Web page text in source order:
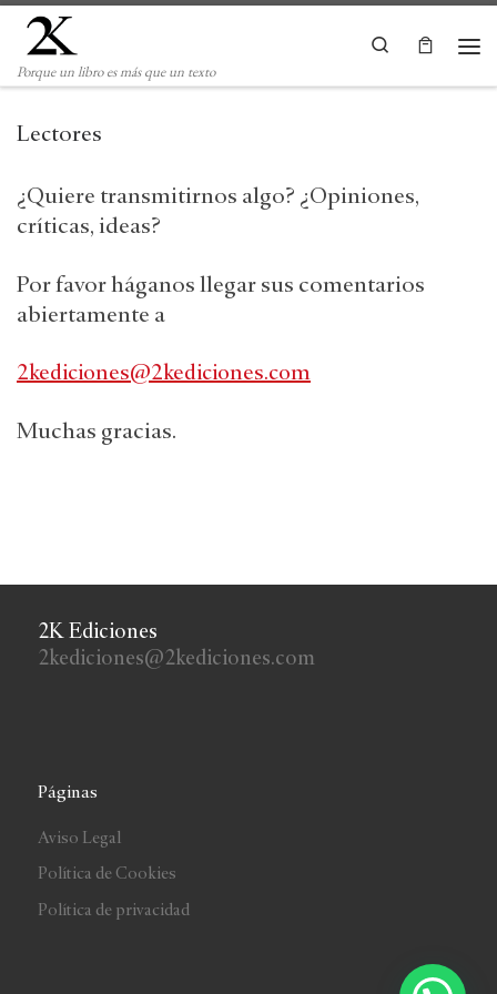
Saltar al contenido
Porque un libro es más que un texto
Search
Lectores
¿Quiere transmitirnos algo? ¿Opiniones,
críticas, ideas?
Por favor háganos llegar sus comentarios
abiertamente a
2kediciones@2kediciones.com
Muchas gracias.
2K Ediciones
2kediciones@2kediciones.com
Páginas
Aviso Legal
Política de Cookies
Política de privacidad